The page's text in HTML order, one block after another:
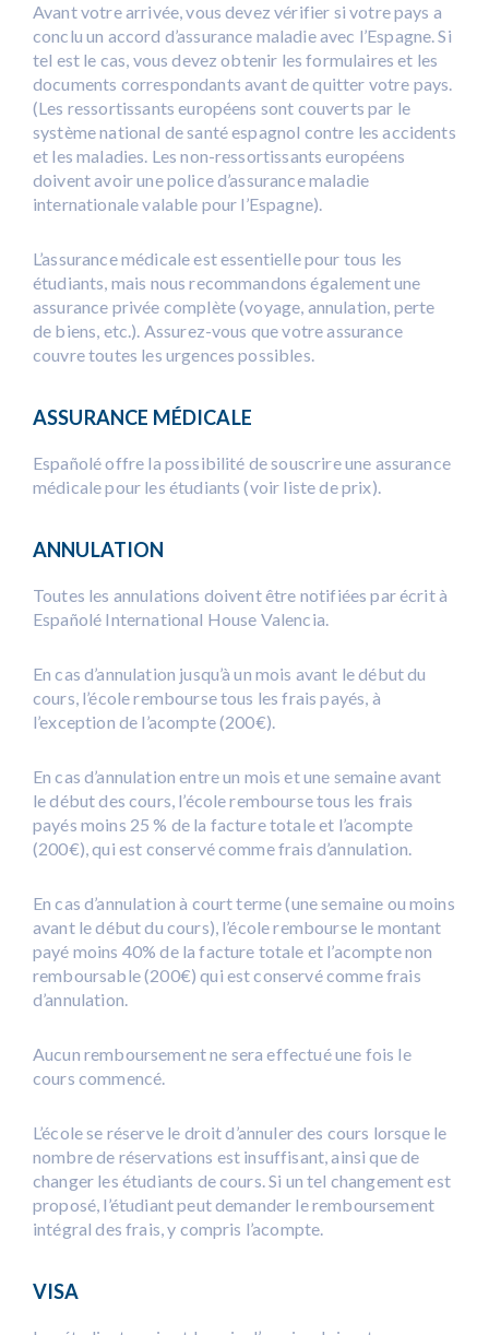
Avant votre arrivée, vous devez vérifier si votre pays a
conclu un accord d’assurance maladie avec l’Espagne. Si
tel est le cas, vous devez obtenir les formulaires et les
documents correspondants avant de quitter votre pays.
(Les ressortissants européens sont couverts par le
système national de santé espagnol contre les accidents
et les maladies. Les non-ressortissants européens
doivent avoir une police d’assurance maladie
internationale valable pour l’Espagne).
L’assurance médicale est essentielle pour tous les
étudiants, mais nous recommandons également une
assurance privée complète (voyage, annulation, perte
de biens, etc.). Assurez-vous que votre assurance
couvre toutes les urgences possibles.
ASSURANCE MÉDICALE
Españolé offre la possibilité de souscrire une assurance
médicale pour les étudiants (voir liste de prix).
ANNULATION
Toutes les annulations doivent être notifiées par écrit à
Españolé International House Valencia.
En cas d’annulation jusqu’à un mois avant le début du
cours, l’école rembourse tous les frais payés, à
l’exception de l’acompte (200€).
En cas d’annulation entre un mois et une semaine avant
le début des cours, l’école rembourse tous les frais
payés moins 25 % de la facture totale et l’acompte
(200€), qui est conservé comme frais d’annulation.
En cas d’annulation à court terme (une semaine ou moins
avant le début du cours), l’école rembourse le montant
payé moins 40% de la facture totale et l’acompte non
remboursable (200€) qui est conservé comme frais
d’annulation.
Aucun remboursement ne sera effectué une fois le
cours commencé.
L’école se réserve le droit d’annuler des cours lorsque le
nombre de réservations est insuffisant, ainsi que de
changer les étudiants de cours. Si un tel changement est
proposé, l’étudiant peut demander le remboursement
intégral des frais, y compris l’acompte.
VISA